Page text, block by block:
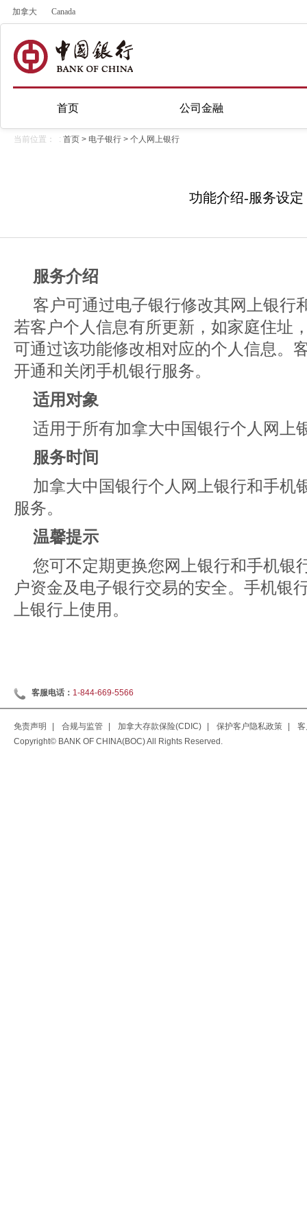
加拿大 Canada
首页 公司金融
当前位置： : 首页 > 电子银行 > 个人网上银行
功能介绍-服务设定
服务介绍
客户可通过电子银行修改其网上银行
若客户个人信息有所更新，如家庭住址
可通过该功能修改相对应的个人信息。
开通和关闭手机银行服务。
适用对象
适用于所有加拿大中国银行个人网上
服务时间
加拿大中国银行个人网上银行和手机
服务。
温馨提示
您可不定期更换您网上银行和手机银
户资金及电子银行交易的安全。手机银
上银行上使用。
客服电话： 1-844-669-5566
免责声明 合规与监管 加拿大存款保险(CDIC) 保护客户隐私政策
Copyright© BANK OF CHINA(BOC) All Rights Reserved.